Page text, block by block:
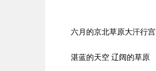
六月的京北草原大汗行宫
湛蓝的天空 辽阔的草原